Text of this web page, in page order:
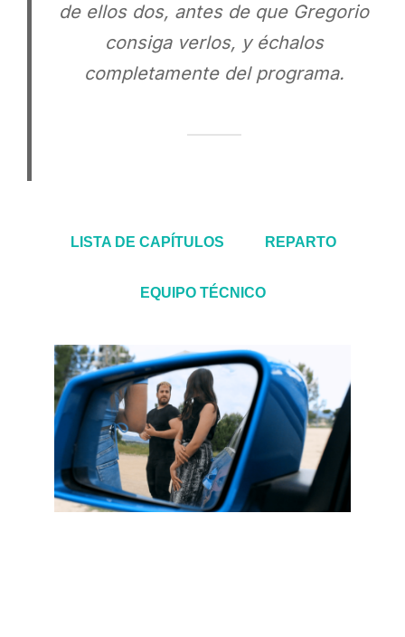
de ellos dos, antes de que Gregorio
consiga verlos, y échalos
completamente del programa.
LISTA DE CAPÍTULOS REPARTO
EQUIPO TÉCNICO